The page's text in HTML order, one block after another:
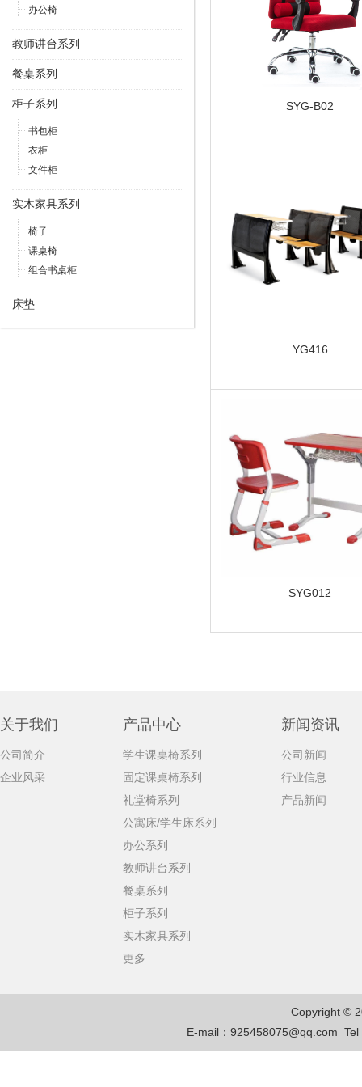
办公椅
教师讲台系列
餐桌系列
柜子系列
书包柜
衣柜
文件柜
实木家具系列
椅子
课桌椅
组合书桌柜
床垫
SYG-B02
YG416
SYG012
关于我们
公司简介
企业风采
产品中心
学生课桌椅系列
固定课桌椅系列
礼堂椅系列
公寓床/学生床系列
办公系列
教师讲台系列
餐桌系列
柜子系列
实木家具系列
更多...
新闻资讯
公司新闻
行业信息
产品新闻
Copyright ©
E-mail：925458075@qq.com Tel